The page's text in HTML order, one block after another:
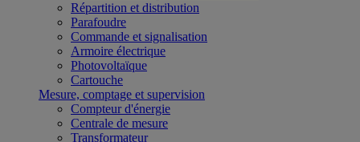
Répartition et distribution
Parafoudre
Commande et signalisation
Armoire électrique
Photovoltaïque
Cartouche
Mesure, comptage et supervision
Compteur d'énergie
Centrale de mesure
Transformateur